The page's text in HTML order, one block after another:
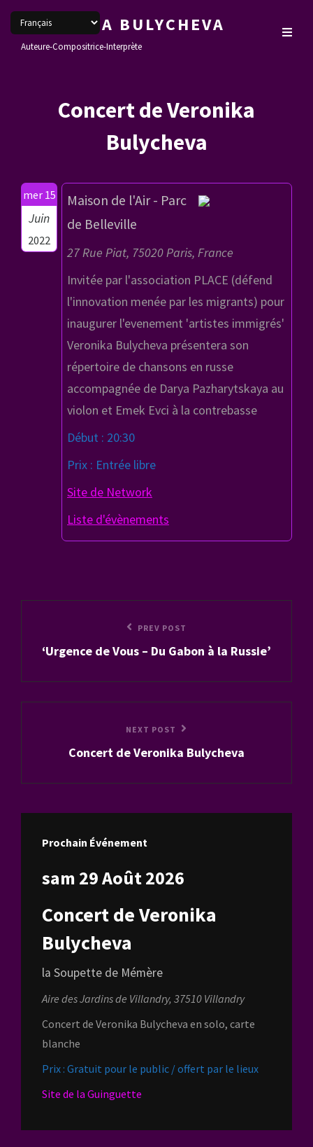
VERONIKA BULYCHEVA
Auteure-Compositrice-Interprète
Concert de Veronika
Bulycheva
mer 15
Juin
2022
Maison de l'Air - Parc
de Belleville
27 Rue Piat, 75020 Paris, France
Invitée par l'association PLACE (défend
l'innovation menée par les migrants) pour
inaugurer l'evenement 'artistes immigrés'
Veronika Bulycheva présentera son
répertoire de chansons en russe
accompagnée de Darya Pazharytskaya au
violon et Emek Evci à la contrebasse
Début : 20:30
Prix : Entrée libre
Site de Network
Liste d'évènements
Post
PREV POST
‘Urgence de Vous – Du Gabon à la Russie’
NEXT POST
Concert de Veronika Bulycheva
Prochain Événement
sam 29 Août 2026
Concert de Veronika
Bulycheva
la Soupette de Mémère
Aire des Jardins de Villandry, 37510 Villandry
Concert de Veronika Bulycheva en solo, carte
blanche
Prix : Gratuit pour le public / offert par le lieux
Site de la Guinguette